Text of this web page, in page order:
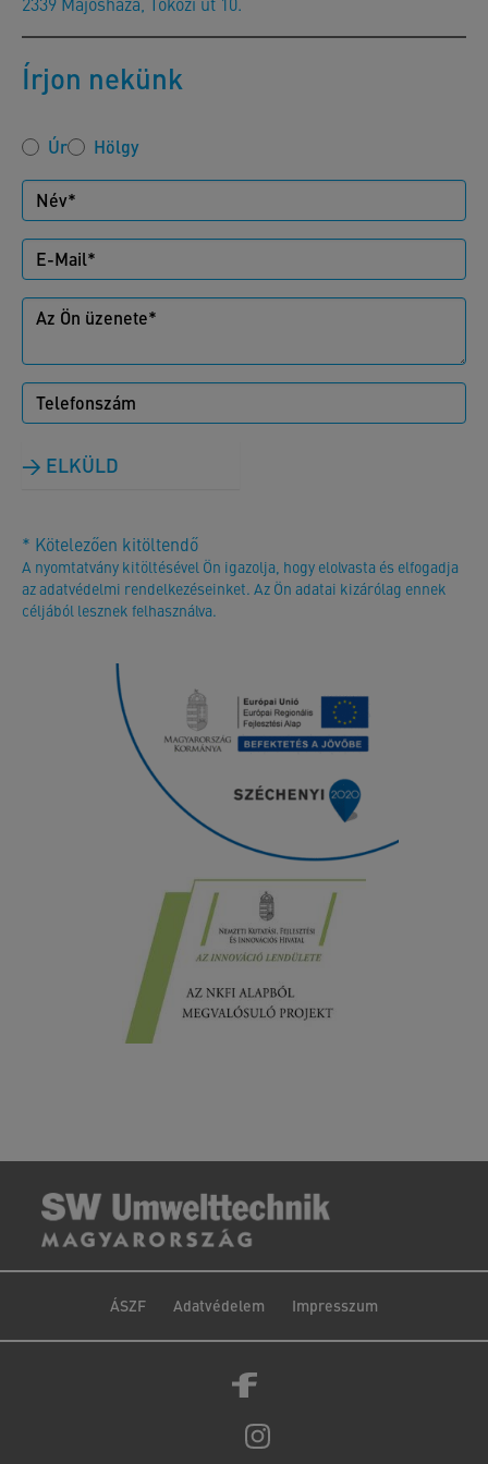
Írjon nekünk
Úr Hölgy
ELKÜLD
* Kötelezően kitöltendő
A nyomtatvány kitöltésével Ön igazolja, hogy elolvasta és elfogadja
az adatvédelmi rendelkezéseinket. Az Ön adatai kizárólag ennek
céljából lesznek felhasználva.
ÁSZF Adatvédelem Impresszum